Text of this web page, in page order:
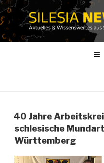
Zum
Inhalt
springen
40 Jahre
schlesische
Württemberg